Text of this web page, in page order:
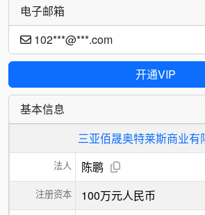
电子邮箱
102***@***.com
开通VIP
基本信息
三亚佰晟奥特莱斯商业有
法人 陈鹏
注册资本 100万元人民币